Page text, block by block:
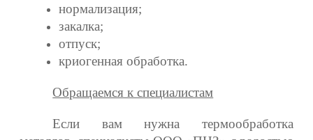
нормализация;
закалка;
отпуск;
криогенная обработка.
Обращаемся к специалистам
Если вам нужна термообработка